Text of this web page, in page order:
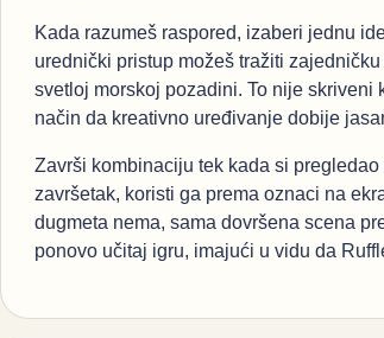
Kada razumeš raspored, izaberi jednu
urednički pristup možeš tražiti
svetloj morskoj pozadini. To nije
način da kreativno uređivanje dobije
Završi kombinaciju tek kada si
završetak, koristi ga prema oznaci na
dugmeta nema, sama dovršena scena
ponovo učitaj igru, imajući u vidu da